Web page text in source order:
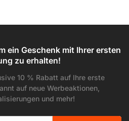
ein Geschenk mit Ihrer ersten
zu erhalten!
10 % Rabatt auf Ihre erste
auf neue Werbeaktionen,
und mehr!